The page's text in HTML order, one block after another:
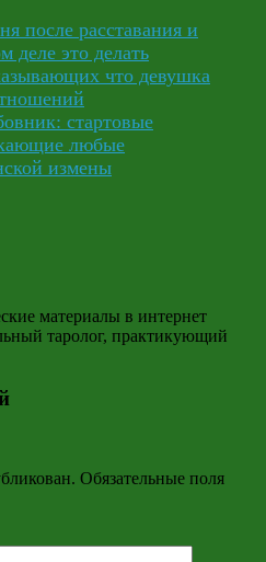
после расставания и
деле это делать
что девушка
стартовые
любые
измены
материалы в интернет
таролог, практикующий
Обязательные поля